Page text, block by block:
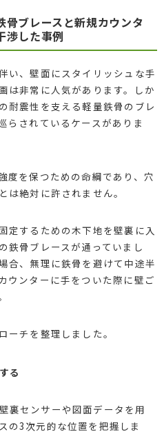
ブレースと新規カウンタ
渉した事例
い、壁面にスタイリッシュな手
は非常に人気があります。しか
耐震性を支える軽量鉄骨のブレ
らされているケースがありま
度を保つための命綱であり、穴
は絶対に許されません。
定するための木下地を壁裏に入
鉄骨ブレースが通っていまし
合、無理に鉄骨を避けて中途半
ウンターに手をついた際に壁ご
ーチを整理しました。
る
裏センサーや図面データを用
の3次元的な位置を把握しま